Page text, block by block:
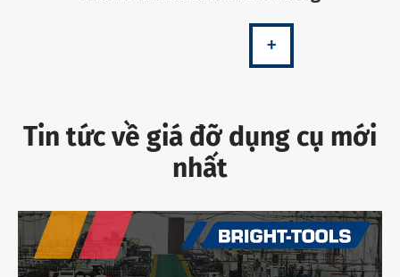
+
Tin tức về giá đỡ dụng cụ mới
nhất